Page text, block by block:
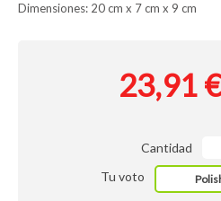
Dimensiones: 20 cm x 7 cm x 9 cm
23,91 €
Cantidad
Tu voto